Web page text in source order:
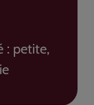
: petite,